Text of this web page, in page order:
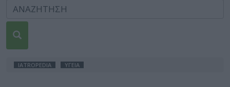
IATROPEDIA ΥΓΕΙΑ